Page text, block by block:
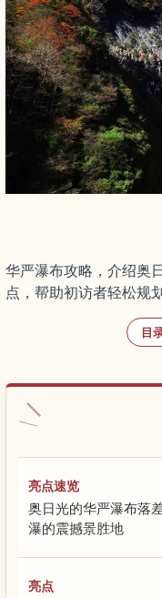
华严瀑布攻略，介绍奥
点，帮助初访者轻松规
目
亮点速览
奥日光的华严瀑布落
瀑的震撼景胜地
亮点